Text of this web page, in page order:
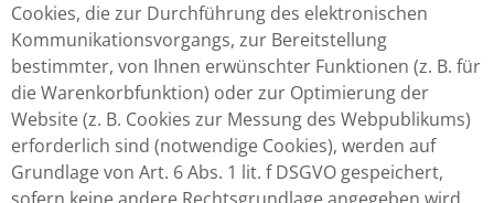
Cookies, die zur Durchführung des elektronischen
Kommunikationsvorgangs, zur Bereitstellung
bestimmter, von Ihnen erwünschter Funktionen (z. B. für
die Warenkorbfunktion) oder zur Optimierung der
Website (z. B. Cookies zur Messung des Webpublikums)
erforderlich sind (notwendige Cookies), werden auf
Grundlage von Art. 6 Abs. 1 lit. f DSGVO gespeichert,